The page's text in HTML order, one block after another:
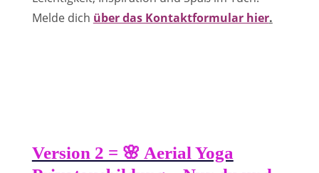
Melde dich über das Kontaktformular hier.
Version 2 = 🌸 Aerial Yoga